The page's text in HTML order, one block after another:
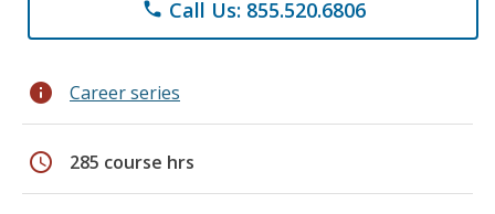
phone Call Us: 855.520.6806
info Career series
schedule 285 course hrs